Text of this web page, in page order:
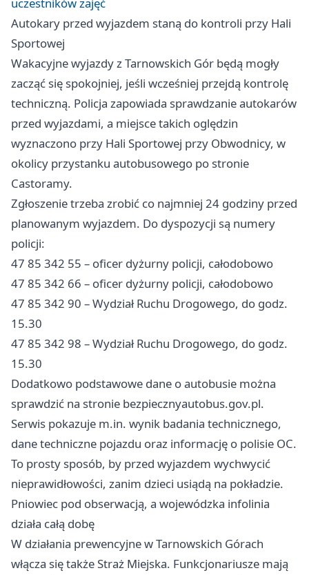
uczestników zajęć
Autokary przed wyjazdem staną do kontroli przy Hali
Sportowej
Wakacyjne wyjazdy z Tarnowskich Gór będą mogły
zacząć się spokojniej, jeśli wcześniej przejdą kontrolę
techniczną. Policja zapowiada sprawdzanie autokarów
przed wyjazdami, a miejsce takich oględzin
wyznaczono przy Hali Sportowej przy Obwodnicy, w
okolicy przystanku autobusowego po stronie
Castoramy.
Zgłoszenie trzeba zrobić co najmniej 24 godziny przed
planowanym wyjazdem. Do dyspozycji są numery
policji:
47 85 342 55 – oficer dyżurny policji, całodobowo
47 85 342 66 – oficer dyżurny policji, całodobowo
47 85 342 90 – Wydział Ruchu Drogowego, do godz.
15.30
47 85 342 98 – Wydział Ruchu Drogowego, do godz.
15.30
Dodatkowo podstawowe dane o autobusie można
sprawdzić na stronie bezpiecznyautobus.gov.pl.
Serwis pokazuje m.in. wynik badania technicznego,
dane techniczne pojazdu oraz informację o polisie OC.
To prosty sposób, by przed wyjazdem wychwycić
nieprawidłowości, zanim dzieci usiądą na pokładzie.
Pniowiec pod obserwacją, a wojewódzka infolinia
działa całą dobę
W działania prewencyjne w Tarnowskich Górach
włącza się także Straż Miejska. Funkcjonariusze mają